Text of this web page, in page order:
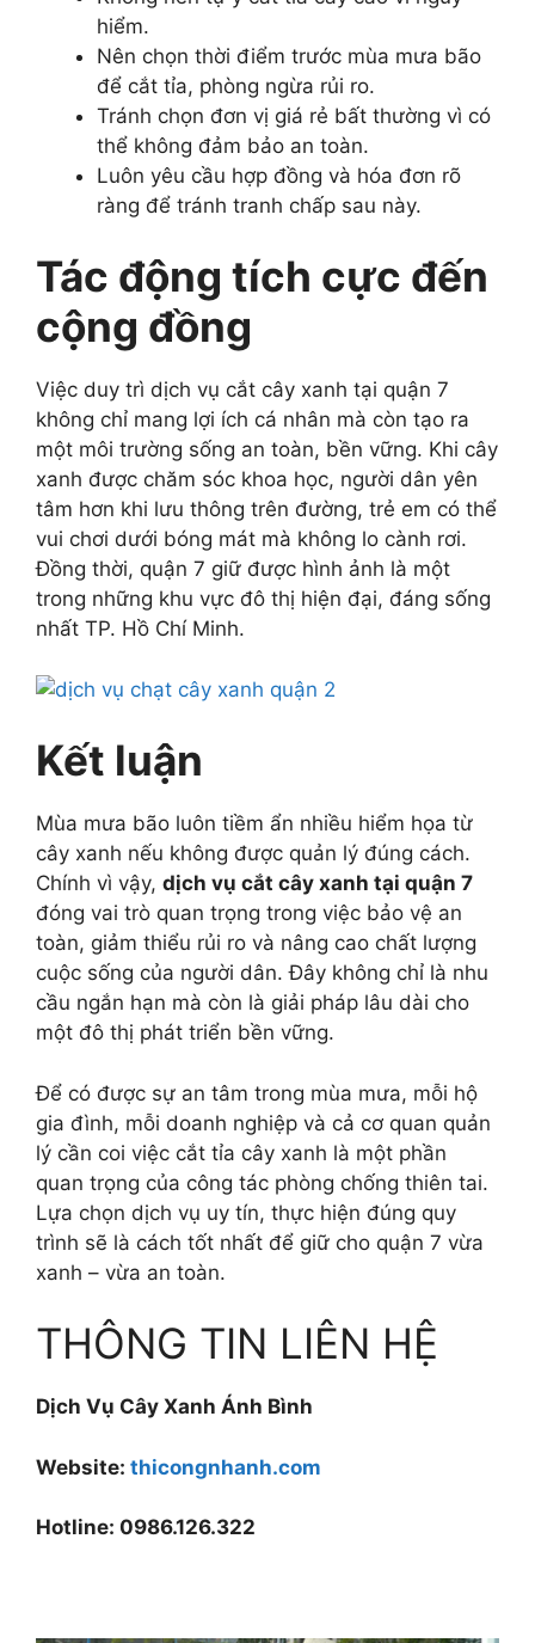
hiểm.
Nên chọn thời điểm trước mùa mưa bão
để cắt tỉa, phòng ngừa rủi ro.
Tránh chọn đơn vị giá rẻ bất thường vì có
thể không đảm bảo an toàn.
Luôn yêu cầu hợp đồng và hóa đơn rõ
ràng để tránh tranh chấp sau này.
Tác động tích cực đến
cộng đồng
Việc duy trì dịch vụ cắt cây xanh tại quận 7
không chỉ mang lợi ích cá nhân mà còn tạo ra
một môi trường sống an toàn, bền vững. Khi cây
xanh được chăm sóc khoa học, người dân yên
tâm hơn khi lưu thông trên đường, trẻ em có thể
vui chơi dưới bóng mát mà không lo cành rơi.
Đồng thời, quận 7 giữ được hình ảnh là một
trong những khu vực đô thị hiện đại, đáng sống
nhất TP. Hồ Chí Minh.
Kết luận
Mùa mưa bão luôn tiềm ẩn nhiều hiểm họa từ
cây xanh nếu không được quản lý đúng cách.
Chính vì vậy, dịch vụ cắt cây xanh tại quận 7
đóng vai trò quan trọng trong việc bảo vệ an
toàn, giảm thiểu rủi ro và nâng cao chất lượng
cuộc sống của người dân. Đây không chỉ là nhu
cầu ngắn hạn mà còn là giải pháp lâu dài cho
một đô thị phát triển bền vững.
Để có được sự an tâm trong mùa mưa, mỗi hộ
gia đình, mỗi doanh nghiệp và cả cơ quan quản
lý cần coi việc cắt tỉa cây xanh là một phần
quan trọng của công tác phòng chống thiên tai.
Lựa chọn dịch vụ uy tín, thực hiện đúng quy
trình sẽ là cách tốt nhất để giữ cho quận 7 vừa
xanh – vừa an toàn.
THÔNG TIN LIÊN HỆ
Dịch Vụ Cây Xanh Ánh Bình
Website: thicongnhanh.com
Hotline: 0986.126.322